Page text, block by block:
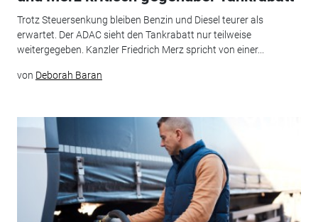
Trotz Steuersenkung bleiben Benzin und Diesel teurer als
erwartet. Der ADAC sieht den Tankrabatt nur teilweise
weitergegeben. Kanzler Friedrich Merz spricht von einer...
von Deborah Baran